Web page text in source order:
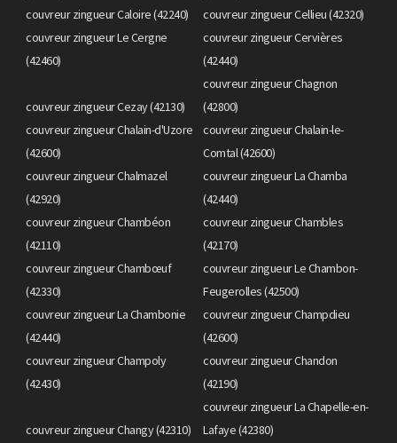
couvreur zingueur Caloire (42240)
couvreur zingueur Cellieu (42320)
couvreur zingueur Le Cergne
(42460)
couvreur zingueur Cervières
(42440)
couvreur zingueur Cezay (42130)
couvreur zingueur Chagnon
(42800)
couvreur zingueur Chalain-d'Uzore
(42600)
couvreur zingueur Chalain-le-
Comtal (42600)
couvreur zingueur Chalmazel
(42920)
couvreur zingueur La Chamba
(42440)
couvreur zingueur Chambéon
(42110)
couvreur zingueur Chambles
(42170)
couvreur zingueur Chambœuf
(42330)
couvreur zingueur Le Chambon-
Feugerolles (42500)
couvreur zingueur La Chambonie
(42440)
couvreur zingueur Champdieu
(42600)
couvreur zingueur Champoly
(42430)
couvreur zingueur Chandon
(42190)
couvreur zingueur Changy (42310)
couvreur zingueur La Chapelle-en-
Lafaye (42380)